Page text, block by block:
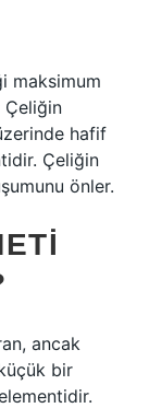
maksimum
Çeliğin
hafif
Çeliğin
önler.
ancak
bir